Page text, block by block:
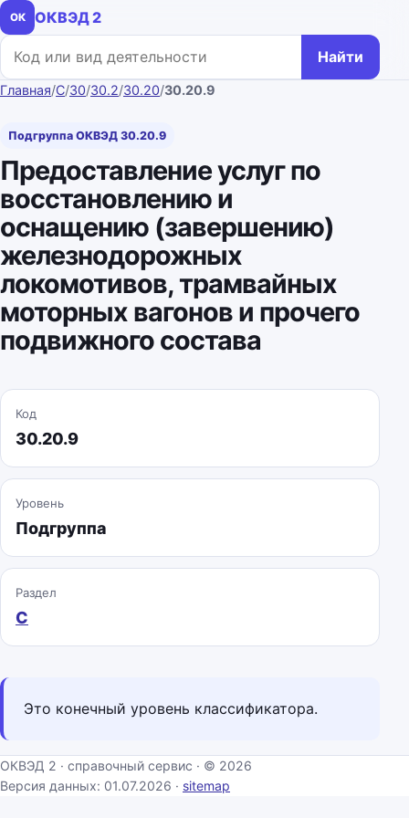
ОК
ОКВЭД 2
Поиск по коду или названию
Найти
Главная/C/30/30.2/30.20/30.20.9
Подгруппа ОКВЭД 30.20.9
Предоставление услуг по
восстановлению и
оснащению (завершению)
железнодорожных
локомотивов, трамвайных
моторных вагонов и прочего
подвижного состава
Код
30.20.9
Уровень
Подгруппа
Раздел
C
Это конечный уровень классификатора.
ОКВЭД 2 · справочный сервис · © 2026
Версия данных: 01.07.2026 · sitemap